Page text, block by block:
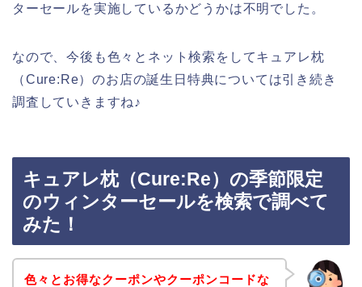
ターセールを実施しているかどうかは不明でした。
なので、今後も色々とネット検索をしてキュアレ枕
（Cure:Re）のお店の誕生日特典については引き続き
調査していきますね♪
キュアレ枕（Cure:Re）の季節限定
のウィンターセールを検索で調べて
みた！
色々とお得なクーポンやクーポンコードな